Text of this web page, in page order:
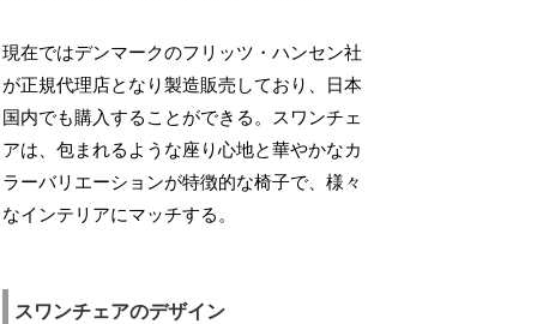
現在ではデンマークのフリッツ・ハンセン社
が正規代理店となり製造販売しており、日本
国内でも購入することができる。スワンチェ
アは、包まれるような座り心地と華やかなカ
ラーバリエーションが特徴的な椅子で、様々
なインテリアにマッチする。
スワンチェアのデザイン